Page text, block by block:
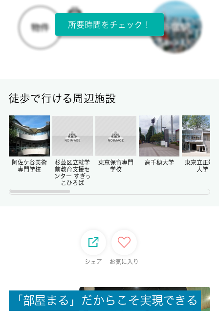
所在階
1階 / 2階建
0ヶ月
償却/敷引
-/-
駐車場/料金
所要時間をチェック！
徒歩で行ける周辺施設
阿佐ケ谷美術
専門学校
杉並区立就学
前教育支援セ
ンター すぎっ
こひろば
東京保育専門
学校
高千穂大学
東京立正短
大学
シェア お気に入り
「 部屋 ま る 」 だ か ら こ そ実現で き る